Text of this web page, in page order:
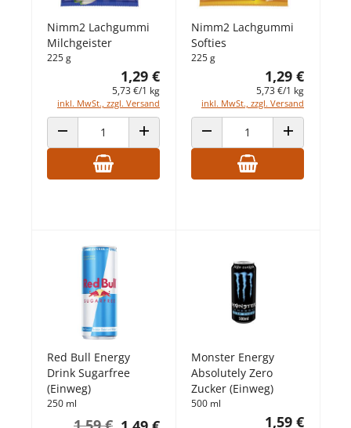
Nimm2 Lachgummi
Milchgeister
225 g
1,29 €
5,73 €/1 kg
inkl. MwSt., zzgl. Versand
ANZAHL VERRINGERNANZAHL ERHÖHEN
Nimm2 Lachgummi
Softies
225 g
1,29 €
5,73 €/1 kg
inkl. MwSt., zzgl. Versand
ANZAHL VERRINGERNANZAHL
Red Bull Energy
Drink Sugarfree
(Einweg)
250 ml
Monster Energy
Absolutely Zero
Zucker (Einweg)
500 ml
1,59 €